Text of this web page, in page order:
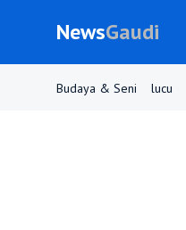
NewsGaudi
Budaya & Seni lucu